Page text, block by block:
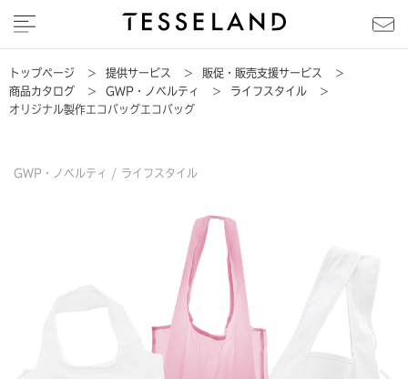
トップページ > 提供サービス > 販促・販売支援サービス
>
商品カタログ
> GWP・ノベルティ > ライフスタイル
>
オリジナル製作エコバッグエコバッグ
GWP・ノベルティ / ライフスタイル